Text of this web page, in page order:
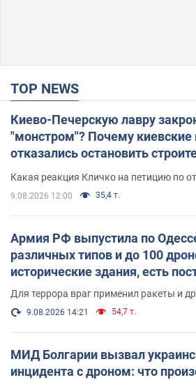
TOP NEWS
Киево-Печерскую лавру
"монстром"? Почему киевские
отказались остановить
небоскреба "московского
Какая реакция Кличко на петицию по
9.08.2026 12:00 35,4 т.
Армия РФ выпустила по
различных типов и до 100
исторические здания, есть
и видео
Для террора враг применил ракеты и
9.08.2026 14:21 54,7 т.
МИД Болгарии вызвал
инцидента с дроном: что